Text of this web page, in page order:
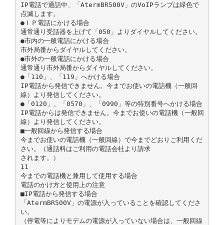
IP電話で通話中、「AtermBR500V」のVoIPランプは緑色で
点滅します。
●ＩＰ電話にかける場合
通常通り受話器を上げて「050」よりダイヤルしてください。
●市内の一般電話にかける場合
市外局番からダイヤルしてください。
●市外の一般電話にかける場合
通常通り市外局番からダイヤルしてください。
●「110」、「119」へかける場合
IP電話から発信できません。今までお使いの電話機（一般回
線）より発信してください。
●「0120」、「0570」、「0990」等の特別番号へかける場合
IP電話からは発信できません。今までお使いの電話機（一般回
線）より発信してください。
■一般回線から発信する場合
今までお使いの電話機（一般回線）で今までどおりご利用くだ
さい。（通話料はご利用の電話会社より請求
されます。）
11
今までの電話機と兼用して使用する場合
電話のかけ方と使用上の注意
■IP電話から発信する場合
「AtermBR500V」の電源が入っていることを確認してくださ
い。
（停電等によりモデムの電源が入っていない場合は、一般回線